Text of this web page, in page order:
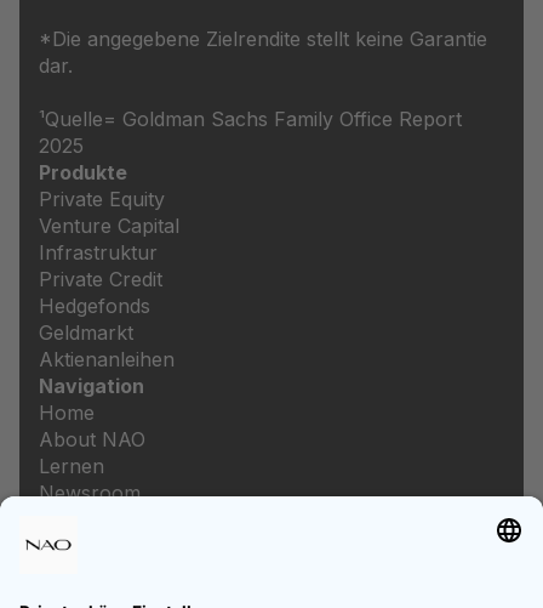
*Die angegebene Zielrendite stellt keine Garantie
dar.
¹Quelle= Goldman Sachs Family Office Report
2025
Produkte
Private Equity
Venture Capital
Infrastruktur
Private Credit
Hedgefonds
Geldmarkt
Aktienanleihen
Navigation
Home
About NAO
Lernen
Newsroom
Rechtliches
Datenschutz